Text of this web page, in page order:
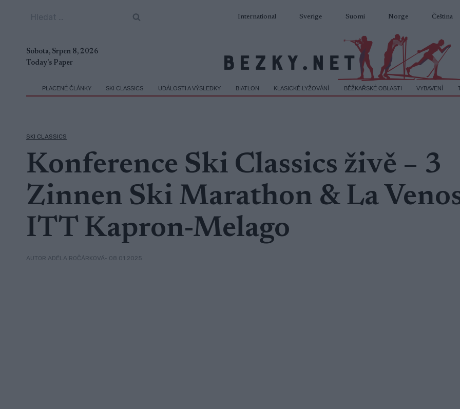
International Sverige Suomi Norge Čeština
Sobota, Srpen 8, 2026
Today's Paper
PLACENÉ ČLÁNKY SKI CLASSICS UDÁLOSTI A VÝSLEDKY BIATLON KLASICKÉ LYŽOVÁNÍ BĚŽKAŘSKÉ OBLASTI VYBAVENÍ
SKI CLASSICS
Konference Ski Classics živě – 3
Zinnen Ski Marathon & La
ITT Kapron-Melago
AUTOR ADÉLA ROČÁRKOVÁ• 08.01.2025